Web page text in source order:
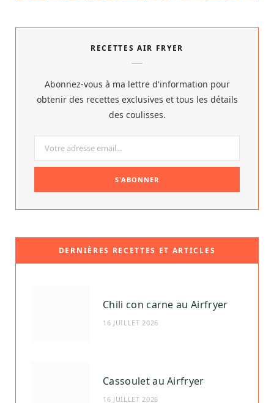
RECETTES AIR FRYER
Abonnez-vous à ma lettre d'information pour
obtenir des recettes exclusives et tous les détails
des coulisses.
DERNIÈRES RECETTES ET ARTICLES
Chili con carne au Airfryer
16 JUILLET 2026
Cassoulet au Airfryer
16 JUILLET 2026